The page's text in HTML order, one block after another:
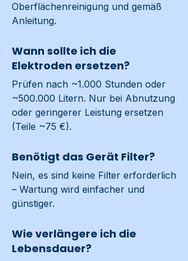
Oberflächenreinigung und gemäß
Anleitung.
Wann sollte ich die
Elektroden ersetzen?
Prüfen nach ~1.000 Stunden oder
~500.000 Litern. Nur bei Abnutzung
oder geringerer Leistung ersetzen
(Teile ~75 €).
Benötigt das Gerät Filter?
Nein, es sind keine Filter erforderlich
– Wartung wird einfacher und
günstiger.
Wie verlängere ich die
Lebensdauer?